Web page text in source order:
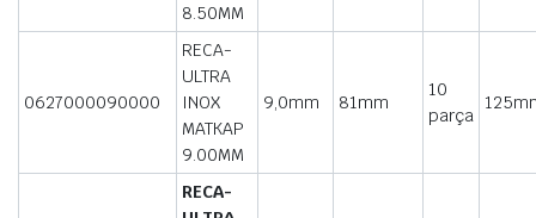
8.50MM
0627000090000
RECA-
ULTRA
INOX
MATKAP
9.00MM
9,0mm 81mm
10
parça
RECA-